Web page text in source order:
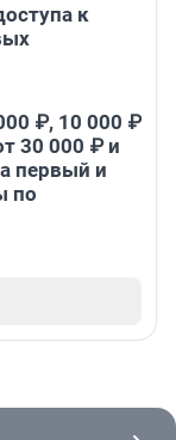
к
₽, 10 000 ₽
30 000 ₽ и
первый и
по